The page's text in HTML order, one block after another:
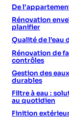
De
Rénovation
planifier
Qualité de
Rénovation de
contrôles
Gestion des
durables
Filtre à eau :
au quotidien
Finition